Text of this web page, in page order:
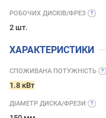
РОБОЧИХ ДИСКІВ/ФРЕЗ
2 шт.
ХАРАКТЕРИСТИКИ
СПОЖИВАНА ПОТУЖНІСТЬ
1.8 кВт
ДІАМЕТР ДИСКА/ФРЕЗИ